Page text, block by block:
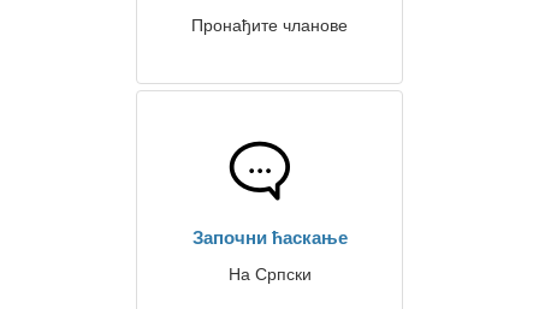
Пронађите чланове
Започни ћаскање
На Српски